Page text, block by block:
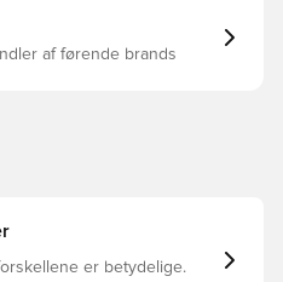
af førende brands
er betydelige.